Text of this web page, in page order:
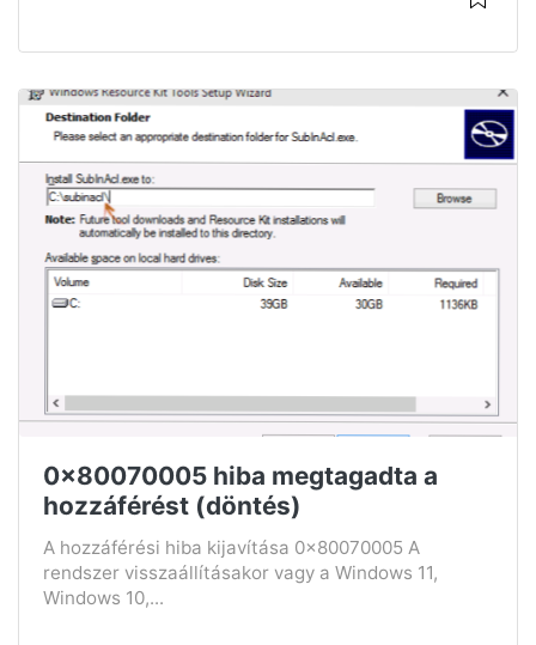
0x80070005 hiba megtagadta a
hozzáférést (döntés)
A hozzáférési hiba kijavítása 0x80070005 A
rendszer visszaállításakor vagy a Windows 11,
Windows 10,...